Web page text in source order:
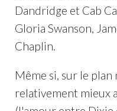
Dandridge et Cab
Gloria Swanson,
Chaplin.
Même si, sur le
relativement mieux